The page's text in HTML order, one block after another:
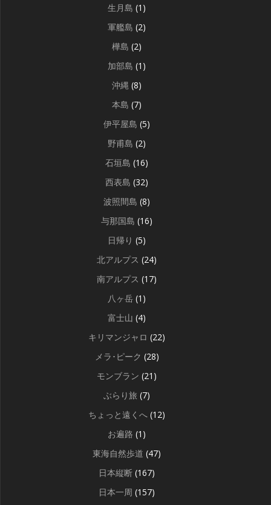
生月島 (1)
軍艦島 (2)
樺島 (2)
加部島 (1)
沖縄 (8)
本島 (7)
伊平屋島 (5)
野甫島 (2)
石垣島 (16)
西表島 (32)
波照間島 (8)
与那国島 (16)
日帰り (5)
北アルプス (24)
南アルプス (17)
八ヶ岳 (1)
富士山 (4)
キリマンジャロ (22)
メラ･ピーク (28)
モンブラン (21)
ぶらり旅 (7)
ちょっと遠くへ (12)
お遍路 (1)
東海自然歩道 (47)
日本縦断 (167)
日本一周 (157)